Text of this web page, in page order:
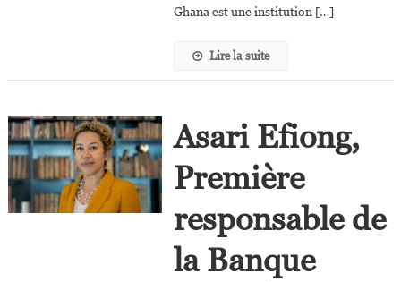
Ghana est une institution […]
Lire la suite
Asari Efiong,
Première
responsable de
la Banque